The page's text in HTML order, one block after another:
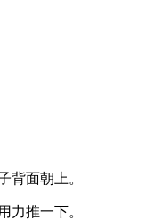
背面朝上。
力推一下。